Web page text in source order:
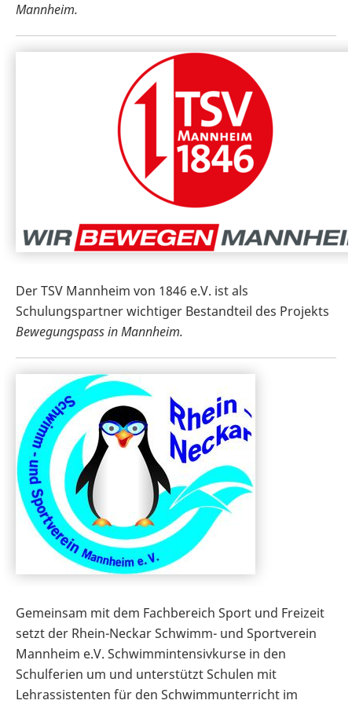
Mannheim.
Der TSV Mannheim von 1846 e.V. ist als
Schulungspartner wichtiger Bestandteil des Projekts
Bewegungspass in Mannheim.
Gemeinsam mit dem Fachbereich Sport und Freizeit
setzt der Rhein-Neckar Schwimm- und Sportverein
Mannheim e.V. Schwimmintensivkurse in den
Schulferien um und unterstützt Schulen mit
Lehrassistenten für den Schwimmunterricht im